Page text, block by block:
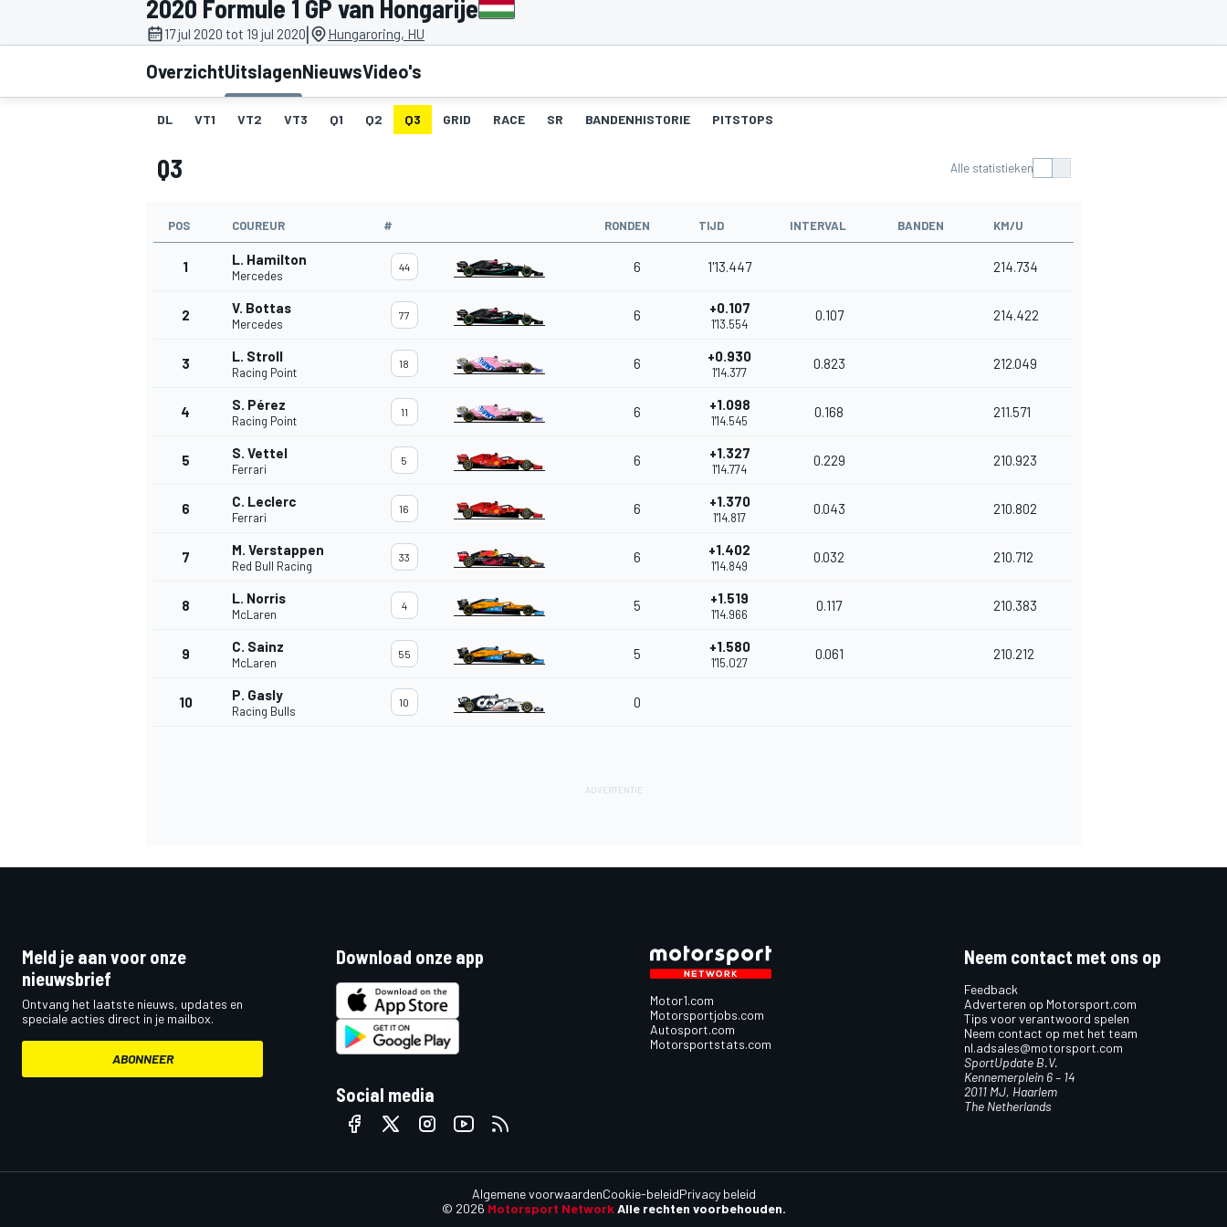
2020 Formule 1 GP van Hongarije
17 jul 2020 tot 19 jul 2020| Hungaroring, HU
OverzichtUitslagenNieuwsVideo's
DL VT1 VT2 VT3 Q1 Q2 Q3 GRID RACE SR BANDENHISTORIE PITSTOPS
Q3 Alle statistieken
POS COUREUR # RONDEN TIJD INTERVAL BANDEN KM/U
1 L. Hamilton
Mercedes
44 6 1'13.447 214.734
2 V. Bottas
Mercedes
77 6 +0.107
1'13.554
0.107 214.422
3 L. Stroll
Racing Point
18 6 +0.930
1'14.377
0.823 212.049
4 S. Pérez
Racing Point
11 6 +1.098
1'14.545
0.168 211.571
5 S. Vettel
Ferrari
5 6 +1.327
1'14.774
0.229 210.923
6 C. Leclerc
Ferrari
16 6 +1.370
1'14.817
0.043 210.802
7 M. Verstappen
Red Bull Racing
33 6 +1.402
1'14.849
0.032 210.712
8 L. Norris
McLaren
4 5 +1.519
1'14.966
0.117 210.383
9 C. Sainz
McLaren
55 5 +1.580
1'15.027
0.061 210.212
10 P. Gasly
Racing Bulls
10 0
Meld je aan voor onze
nieuwsbrief
Ontvang het laatste nieuws, updates en
speciale acties direct in je mailbox.
ABONNEER
Download onze app
Social media
Motor1.com
Motorsportjobs.com
Autosport.com
Motorsportstats.com
Neem contact met ons op
Feedback
Adverteren op Motorsport.com
Tips voor verantwoord spelen
Neem contact op met het team
nl.adsales@motorsport.com
SportUpdate B.V.
Kennemerplein 6 – 14
2011 MJ, Haarlem
The Netherlands
© 2026 Motorsport Network Alle rechten voorbehouden.
Algemene voorwaardenCookie-beleidPrivacy beleid